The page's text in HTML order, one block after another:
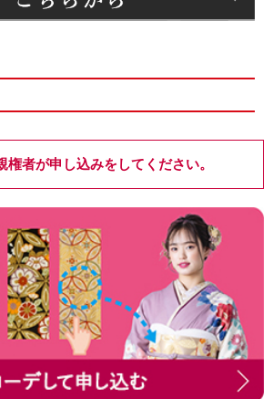
権者が申し込みをしてください。